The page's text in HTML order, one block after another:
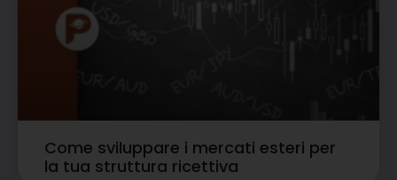
Come sviluppare i mercati esteri per
la tua struttura ricettiva